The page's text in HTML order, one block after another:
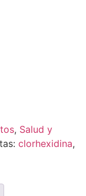
, Salud y
clorhexidina,